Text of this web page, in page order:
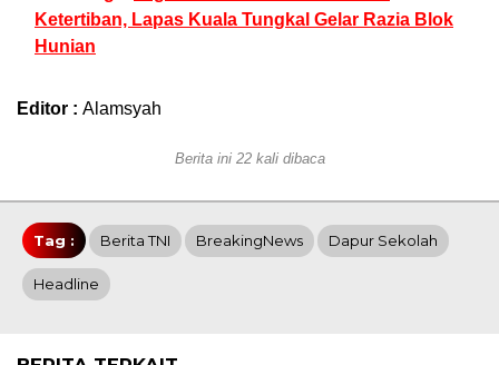
Ketertiban, Lapas Kuala Tungkal Gelar Razia Blok
Hunian
Editor : Alamsyah
Berita ini 22 kali dibaca
Tag : Berita TNI BreakingNews Dapur Sekolah
Headline